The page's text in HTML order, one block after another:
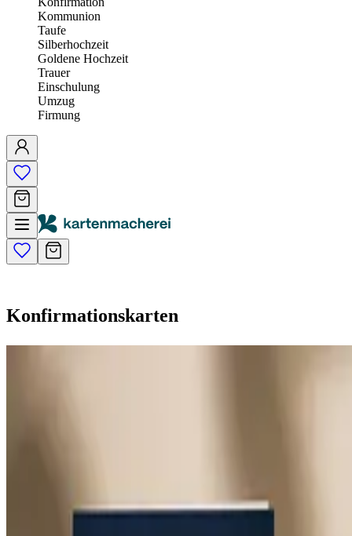
Kommunion
Taufe
Silberhochzeit
Goldene Hochzeit
Trauer
Einschulung
Umzug
Firmung
Konfirmationskarten